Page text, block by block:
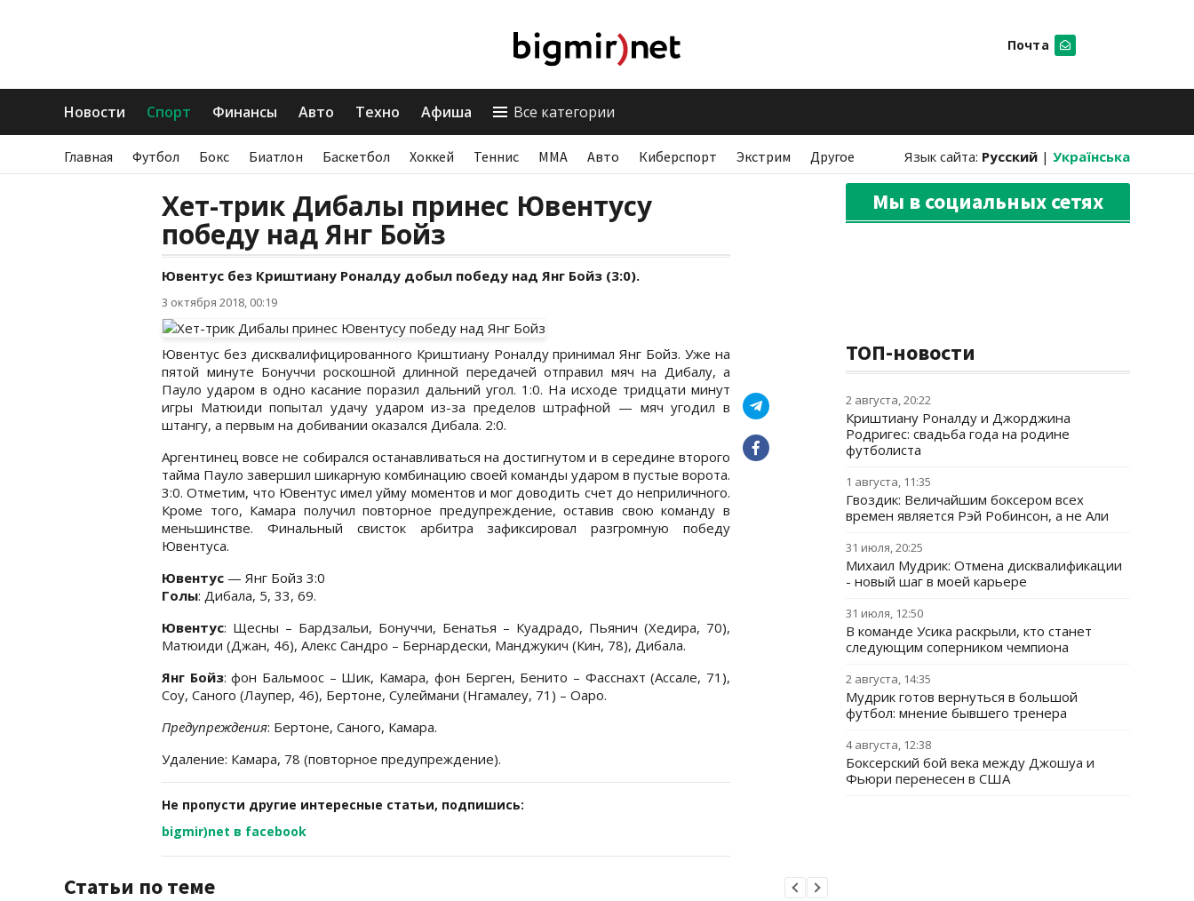
Почта
Новости Спорт Финансы Авто Техно Афиша Все категории
Главная Футбол Бокс Биатлон Баскетбол Хоккей Теннис ММА Авто Киберспорт Экстрим Другое Язык сайта: Русский | Українська
Хет-трик Дибалы принес Ювентусу
победу над Янг Бойз
Ювентус без Криштиану Роналду добыл победу над Янг Бойз (3:0).
3 октября 2018, 00:19
Ювентус без дисквалифицированного Криштиану Роналду принимал Янг Бойз. Уже на
пятой минуте Бонуччи роскошной длинной передачей отправил мяч на Дибалу, а
Пауло ударом в одно касание поразил дальний угол. 1:0. На исходе тридцати минут
игры Матюиди попытал удачу ударом из-за пределов штрафной — мяч угодил в
штангу, а первым на добивании оказался Дибала. 2:0.
Аргентинец вовсе не собирался останавливаться на достигнутом и в середине второго
тайма Пауло завершил шикарную комбинацию своей команды ударом в пустые ворота.
3:0. Отметим, что Ювентус имел уйму моментов и мог доводить счет до неприличного.
Кроме того, Камара получил повторное предупреждение, оставив свою команду в
меньшинстве. Финальный свисток арбитра зафиксировал разгромную победу
Ювентуса.
Ювентус — Янг Бойз 3:0
Голы: Дибала, 5, 33, 69.
Ювентус: Щесны – Бардзальи, Бонуччи, Бенатья – Куадрадо, Пьянич (Хедира, 70),
Матюиди (Джан, 46), Алекс Сандро – Бернардески, Манджукич (Кин, 78), Дибала.
Янг Бойз: фон Бальмоос – Шик, Камара, фон Берген, Бенито – Фасснахт (Ассале, 71),
Соу, Саного (Лаупер, 46), Бертоне, Сулеймани (Нгамалеу, 71) – Оаро.
Предупреждения: Бертоне, Саного, Камара.
Удаление: Камара, 78 (повторное предупреждение).
Не пропусти другие интересные статьи, подпишись:
bigmir)net в facebook
Статьи по теме
Мы в социальных сетях
ТОП-новости
2 августа, 20:22
Криштиану Роналду и Джорджина
Родригес: свадьба года на родине
футболиста
1 августа, 11:35
Гвоздик: Величайшим боксером всех
времен является Рэй Робинсон, а не Али
31 июля, 20:25
Михаил Мудрик: Отмена дисквалификации
- новый шаг в моей карьере
31 июля, 12:50
В команде Усика раскрыли, кто станет
следующим соперником чемпиона
2 августа, 14:35
Мудрик готов вернуться в большой
футбол: мнение бывшего тренера
4 августа, 12:38
Боксерский бой века между Джошуа и
Фьюри перенесен в США